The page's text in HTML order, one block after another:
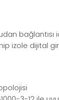
izole dijital